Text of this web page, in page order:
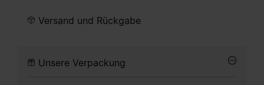
maßgeschneiderte Silhouette. Die
sie ein unsichtbares Etikett fixieren.
Versand und Rückgabe
Unsere Verpackung